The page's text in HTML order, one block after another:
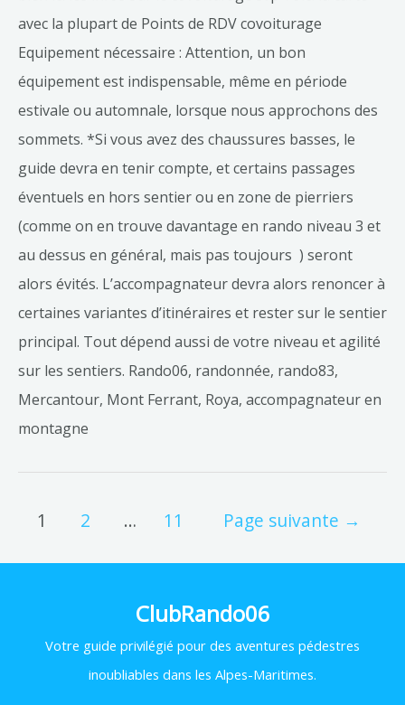
avec la plupart de Points de RDV covoiturage
Equipement nécessaire : Attention, un bon
équipement est indispensable, même en période
estivale ou automnale, lorsque nous approchons des
sommets. *Si vous avez des chaussures basses, le
guide devra en tenir compte, et certains passages
éventuels en hors sentier ou en zone de pierriers
(comme on en trouve davantage en rando niveau 3 et
au dessus en général, mais pas toujours ) seront
alors évités. L’accompagnateur devra alors renoncer à
certaines variantes d’itinéraires et rester sur le sentier
principal. Tout dépend aussi de votre niveau et agilité
sur les sentiers. Rando06, randonnée, rando83,
Mercantour, Mont Ferrant, Roya, accompagnateur en
montagne
1 2 … 11 Page suivante →
ClubRando06
Votre guide privilégié pour des aventures pédestres
inoubliables dans les Alpes-Maritimes.